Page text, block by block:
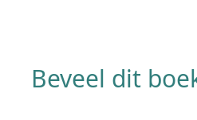
Beveel dit